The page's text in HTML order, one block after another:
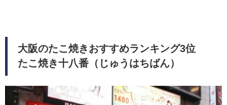
大阪のたこ焼きおすすめランキング3位
たこ焼き十八番（じゅうはちばん）